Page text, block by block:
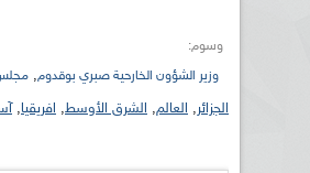
وسوم:
وزير الشؤون الخارحية صبري بوقدوم, مجلس
الجزائر, العالم, الشرق الأوسط, افريقيا,